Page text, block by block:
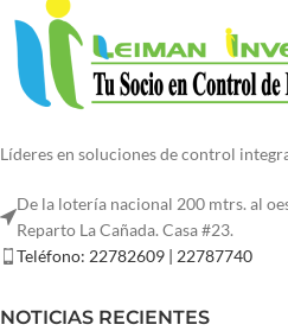
Líderes en soluciones de control
De la lotería nacional 200 mtrs. al
Reparto La Cañada. Casa #23.
Teléfono: 22782609 | 22787740
NOTICIAS RECIENTES